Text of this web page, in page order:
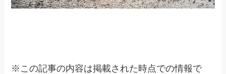
※ この記事の内容は掲載された時点での情報で